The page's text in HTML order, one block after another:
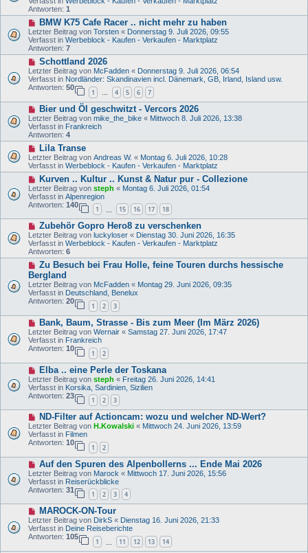
t
r
g
e
r
B
e
i
t
r
a
g
Antworten: 1
N
e
u
e
r
B
e
i
t
a
g
BMW K75 Cafe Racer .. nicht mehr zu haben
Letzter Beitrag von Torsten « Donnerstag 9. Juli 2026, 09:55
Verfasst in Werbeblock - Kaufen - Verkaufen - Marktplatz
Antworten: 7
N
e
u
e
r
B
i
t
r
a
g
Schottland 2026
Letzter Beitrag von McFadden « Donnerstag 9. Juli 2026, 06:54
Verfasst in Nordländer: Skandinavien incl. Dänemark, GB, Irland, Island usw.
Antworten: 50
1 … 4 5 6 7
N
e
u
e
r
B
e
i
t
a
g
Bier und Öl geschwitzt - Vercors 2026
Letzter Beitrag von mike_the_bike « Mittwoch 8. Juli 2026, 13:38
Verfasst in Frankreich
Antworten: 4
N
e
u
e
B
e
i
r
a
g
Lila Transe
Letzter Beitrag von Andreas W. « Montag 6. Juli 2026, 10:28
Verfasst in Werbeblock - Kaufen - Verkaufen - Marktplatz
N
e
u
e
r
B
e
i
t
r
a
g
Kurven .. Kultur .. Kunst & Natur pur - Collezione
Letzter Beitrag von steph « Montag 6. Juli 2026, 01:54
Verfasst in Alpenregion
Antworten: 140
1 15 16 17 18
N
e
u
e
r
B
e
i
t
r
g
Zubehör Gopro Hero8 zu verschenken
Letzter Beitrag von luckyloser « Dienstag 30. Juni 2026, 16:35
Verfasst in Werbeblock - Kaufen - Verkaufen - Marktplatz
Antworten: 6
N
u
e
r
B
t
r
a
Zu Besuch bei Frau Holle, feine Touren durchs hessische
Bergland
Letzter Beitrag von McFadden « Montag 29. Juni 2026, 09:35
Verfasst in Deutschland, Benelux
Antworten: 20
1 2 3
N
e
u
e
r
B
i
t
r
g
Bank, Baum, Strasse - Bis zum Meer (Im März 2026)
Letzter Beitrag von Wernair « Samstag 27. Juni 2026, 17:47
Verfasst in Frankreich
Antworten: 10
1 2
N
e
u
e
r
B
i
t
r
g
Elba .. eine Perle der Toskana
Letzter Beitrag von steph « Freitag 26. Juni 2026, 14:41
Verfasst in Korsika, Sardinien, Sizilien
Antworten: 23
1 2 3
N
e
u
e
r
B
e
i
t
r
g
ND-Filter auf Actioncam: wozu und welcher ND-Wert?
Letzter Beitrag von H.Kowalski « Mittwoch 24. Juni 2026, 13:59
Verfasst in Filmen
Antworten: 10
1 2
N
e
u
e
r
B
i
t
r
Auf den Spuren des Alpenbollerns ... Ende Mai 2026
Letzter Beitrag von Marock « Mittwoch 17. Juni 2026, 15:56
Verfasst in Reiserückblicke
Antworten: 31
1 2 3 4
N
e
u
e
B
MAROCK-ON-Tour
Letzter Beitrag von DirkS « Dienstag 16. Juni 2026, 21:33
Verfasst in Deine Reiseberichte
Antworten: 105
1 11 12 13 14